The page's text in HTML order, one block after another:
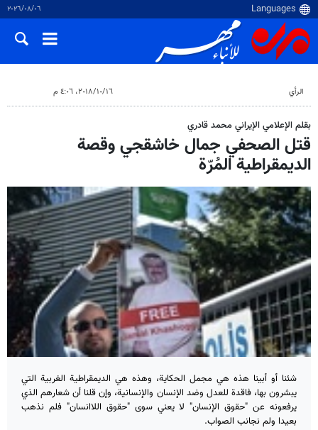
٠٦‏/٠٨‏/٢٠٢٦
الرأي ١٦‏/١٠‏/٢٠١٨، ٤:٠٦ م
بقلم الإعلامي الإيراني محمد قادري
قتل الصحفي جمال خاشقجي وقصة
الديمقراطية المُرّة
شئنا أو أبينا هذه هي مجمل الحكاية، وهذه هي الديمقراطية الغربية التي
يبشرون بها، فاقدة للعدل وضد الإنسان والإنسانية، وإن قلنا أن شعارهم الذي
يرفعونه عن "حقوق الإنسان" لا يعني سوى "حقوق اللاانسان" فلم نذهب
بعيدا ولم نجانب الصواب.